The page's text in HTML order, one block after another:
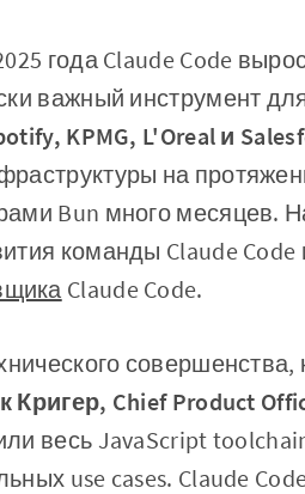
года Claude Code
важный инструмент
KPMG, L'Oreal и
на
Bun много месяцев.
команды Claude
Claude Code.
Кригер, Chief Product
весь JavaScript
use cases. Claude